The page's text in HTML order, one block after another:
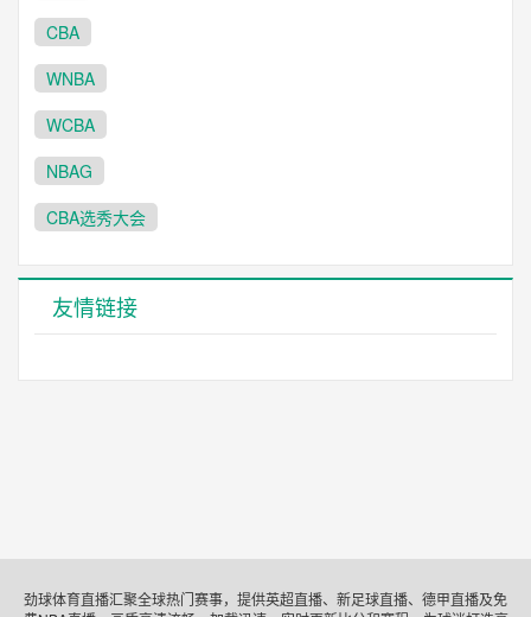
CBA
WNBA
WCBA
NBAG
CBA选秀大会
友情链接
劲球体育直播汇聚全球热门赛事，提供英超直播、新足球直播、德甲直播及免